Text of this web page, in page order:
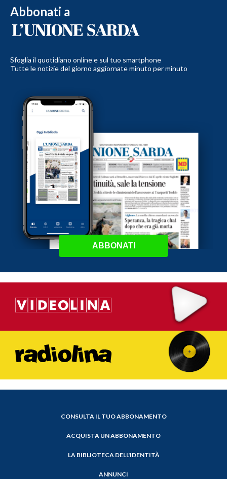
Abbonati a
Sfoglia il quotidiano online e sul tuo smartphone
Tutte le notizie del giorno aggiornate minuto per minuto
ABBONATI
CONSULTA IL TUO ABBONAMENTO
ACQUISTA UN ABBONAMENTO
LA BIBLIOTECA DELL'IDENTITÀ
ANNUNCI